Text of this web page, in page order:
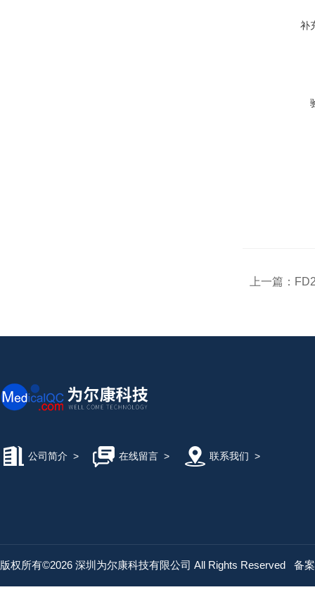
补
上一篇：
公司简介 > 在线留言> 联系我们 >
版权所有©2026 深圳为尔康科技有限公司 All Rights Reserved 备